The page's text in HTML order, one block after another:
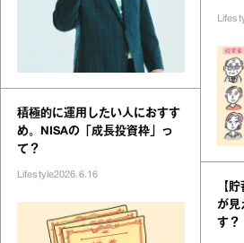
積極的に運用したい人におすす
め。NISAの「成長投資枠」っ
て？
Lifestyle2026.6.16
【
が見
す？